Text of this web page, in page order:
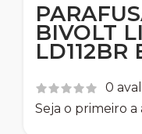
BIVOLT
LD112BR
0
Seja o primeiro